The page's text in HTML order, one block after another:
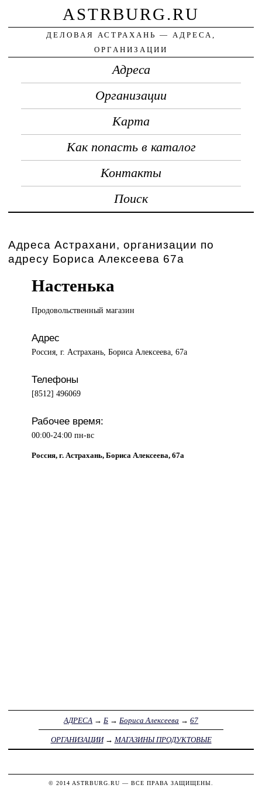
ASTRBURG.RU
ДЕЛОВАЯ АСТРАХАНЬ — АДРЕСА,
ОРГАНИЗАЦИИ
Адреса
Организации
Карта
Как попасть в каталог
Контакты
Поиск
Адреса Астрахани, организации по
адресу Бориса Алексеева 67а
Настенька
Продовольственный магазин
Адрес
Россия, г. Астрахань, Бориса Алексеева, 67а
Телефоны
[8512] 496069
Рабочее время:
00:00-24:00 пн-вс
Россия, г. Астрахань, Бориса Алексеева, 67а
АДРЕСА → Б → Бориса Алексеева → 67
ОРГАНИЗАЦИИ→ МАГАЗИНЫ ПРОДУКТОВЫЕ
© 2014 ASTRBURG.RU — ВСЕ ПРАВА ЗАЩИЩЕНЫ.